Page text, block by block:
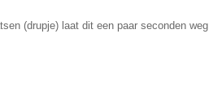
(drupje) laat dit een paar seconden weg